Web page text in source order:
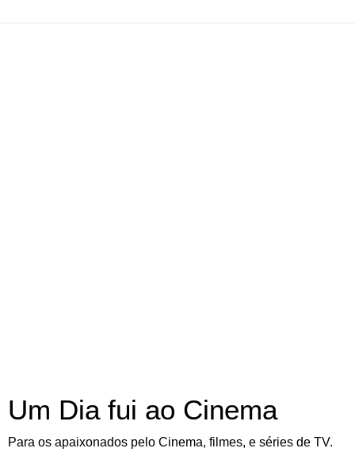
Um Dia fui ao Cinema
Para os apaixonados pelo Cinema, filmes, e séries de TV.